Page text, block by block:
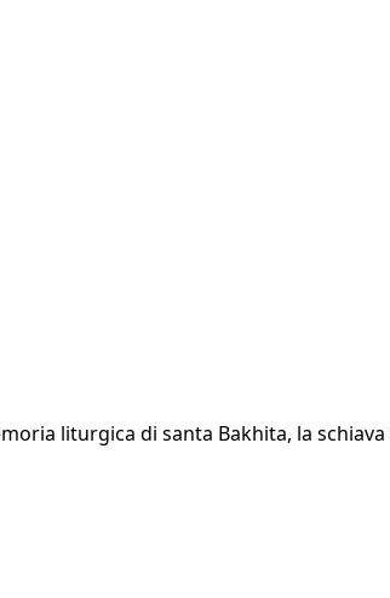
liturgica di santa Bakhita, la